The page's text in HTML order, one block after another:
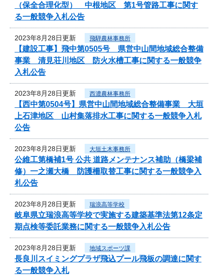
（保全合理化型） 中根地区 第1号管路工事に関す
る一般競争入札公告
2023年8月28日更新 飛騨農林事務所
【建設工事】飛中第0505号 県営中山間地域総合整備
事業 清見荘川地区 防火水槽工事に関する一般競争
入札公告
2023年8月28日更新 西濃農林事務所
【西中第0504号】県営中山間地域総合整備事業 大垣
上石津地区 山村集落排水工事に関する一般競争入札
公告
2023年8月28日更新 大垣土木事務所
公維工第橋補1号 公共 道路メンテナンス補助（橋梁補
修）一之瀬大橋 防護柵取替工事に関する一般競争入
札公告
2023年8月28日更新 瑞浪高等学校
岐阜県立瑞浪高等学校で実施する建築基準法第12条定
期点検等委託業務に関する一般競争入札公告
2023年8月28日更新 地域スポーツ課
長良川スイミングプラザ飛込プール飛板の調達に関す
る一般競争入札